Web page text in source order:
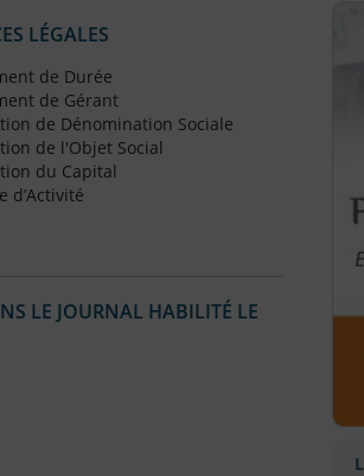
LÉGALES
de Durée
de Gérant
de Dénomination Sociale
de l'Objet Social
du Capital
d’Activité
LE JOURNAL HABILITÉ LE